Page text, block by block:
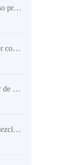
Mejorar la eficiencia en obras: caso práctico de camiones mezcladores autónomos en proyectos grandes y medianos
AIMIX AS-4.0: Diseño innovador con cabina delantera y chasis articulado para mayor eficiencia en obra
AIMIX 3.5 m³ Cargador Superior de Concreto: Flexibilidad y Eficiencia en la Descarga
Guía práctica: Cómo elegir una mezcladora de concreto eficiente y flexible para satisfacer las necesidades de construcción en múltiples sitios